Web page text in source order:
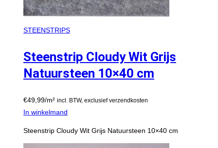
STEENSTRIPS
Steenstrip Cloudy Wit Grijs
Natuursteen 10×40 cm
€49,99/m² incl. BTW, exclusief verzendkosten
In winkelmand
Steenstrip Cloudy Wit Grijs Natuursteen 10×40 cm